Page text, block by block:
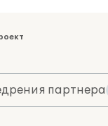
партнера